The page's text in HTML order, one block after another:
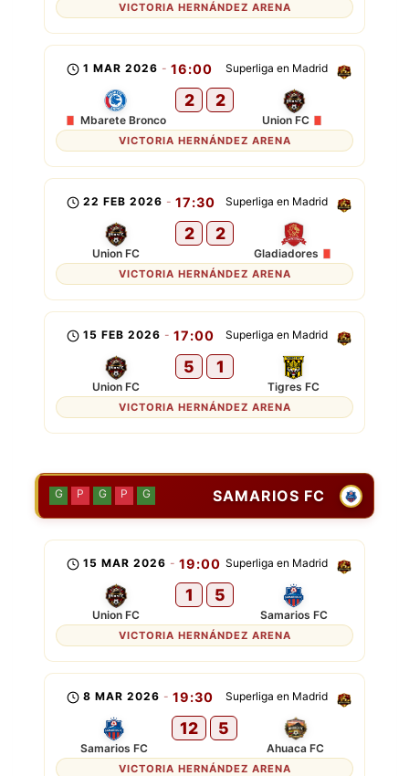
VICTORIA HERNÁNDEZ ARENA
Superliga en Madrid
1 MAR 2026 - 16:00
Mbarete Bronco
2 2
Union FC
VICTORIA HERNÁNDEZ ARENA
Superliga en Madrid
22 FEB 2026 - 17:30
Union FC
2 2
Gladiadores
VICTORIA HERNÁNDEZ ARENA
Superliga en Madrid
15 FEB 2026 - 17:00
Union FC
5 1
Tigres FC
VICTORIA HERNÁNDEZ ARENA
SAMARIOS FC
G P G P G
Superliga en Madrid
15 MAR 2026 - 19:00
Union FC
1 5
Samarios FC
VICTORIA HERNÁNDEZ ARENA
Superliga en Madrid
8 MAR 2026 - 19:30
Samarios FC
12 5
Ahuaca FC
VICTORIA HERNÁNDEZ ARENA